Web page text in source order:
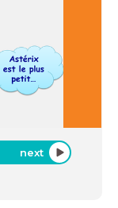
next